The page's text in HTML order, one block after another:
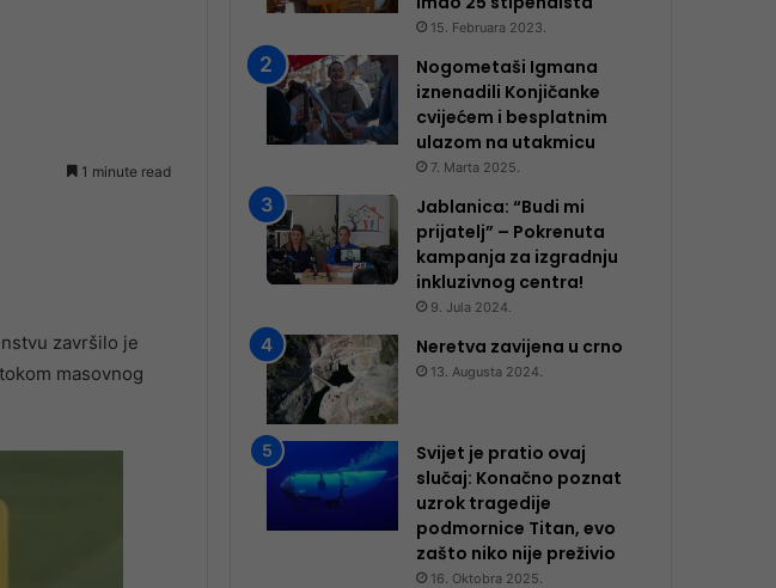
1 minute read
završilo je
masovnog
15. Februara 2023.
Nogometaši Igmana
iznenadili Konjičanke
cvijećem i besplatnim
ulazom na utakmicu
7. Marta 2025.
Jablanica: “Budi mi
prijatelj” – Pokrenuta
kampanja za izgradnju
inkluzivnog centra!
9. Jula 2024.
Neretva zavijena u crno
13. Augusta 2024.
Svijet je pratio ovaj
slučaj: Konačno poznat
uzrok tragedije
podmornice Titan, evo
zašto niko nije preživio
16. Oktobra 2025.